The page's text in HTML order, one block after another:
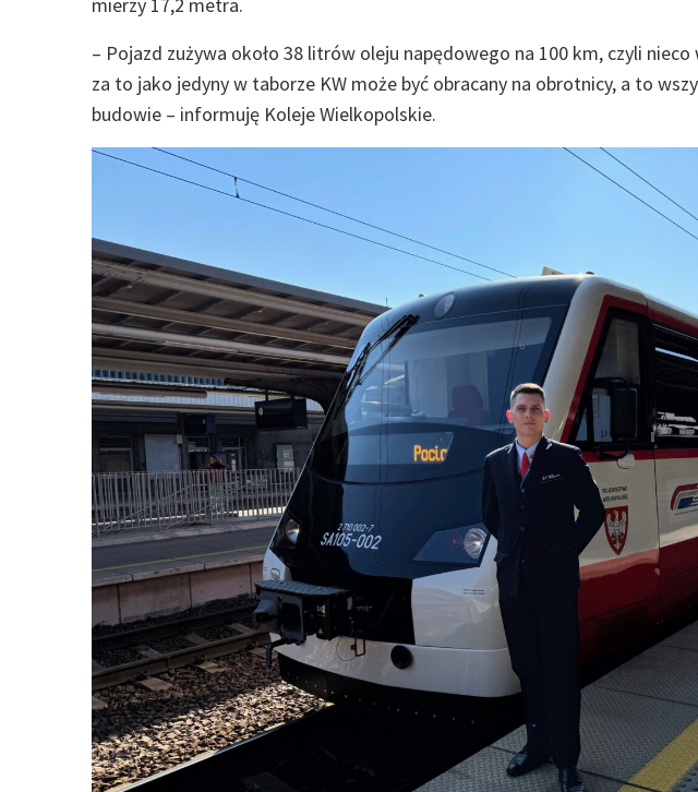
– Pojazd zużywa około 38 litrów oleju napędowego na 100 km, czyli
za to jako jedyny w taborze KW może być obracany na obrotnicy, a to
budowie – informuję Koleje Wielkopolskie.